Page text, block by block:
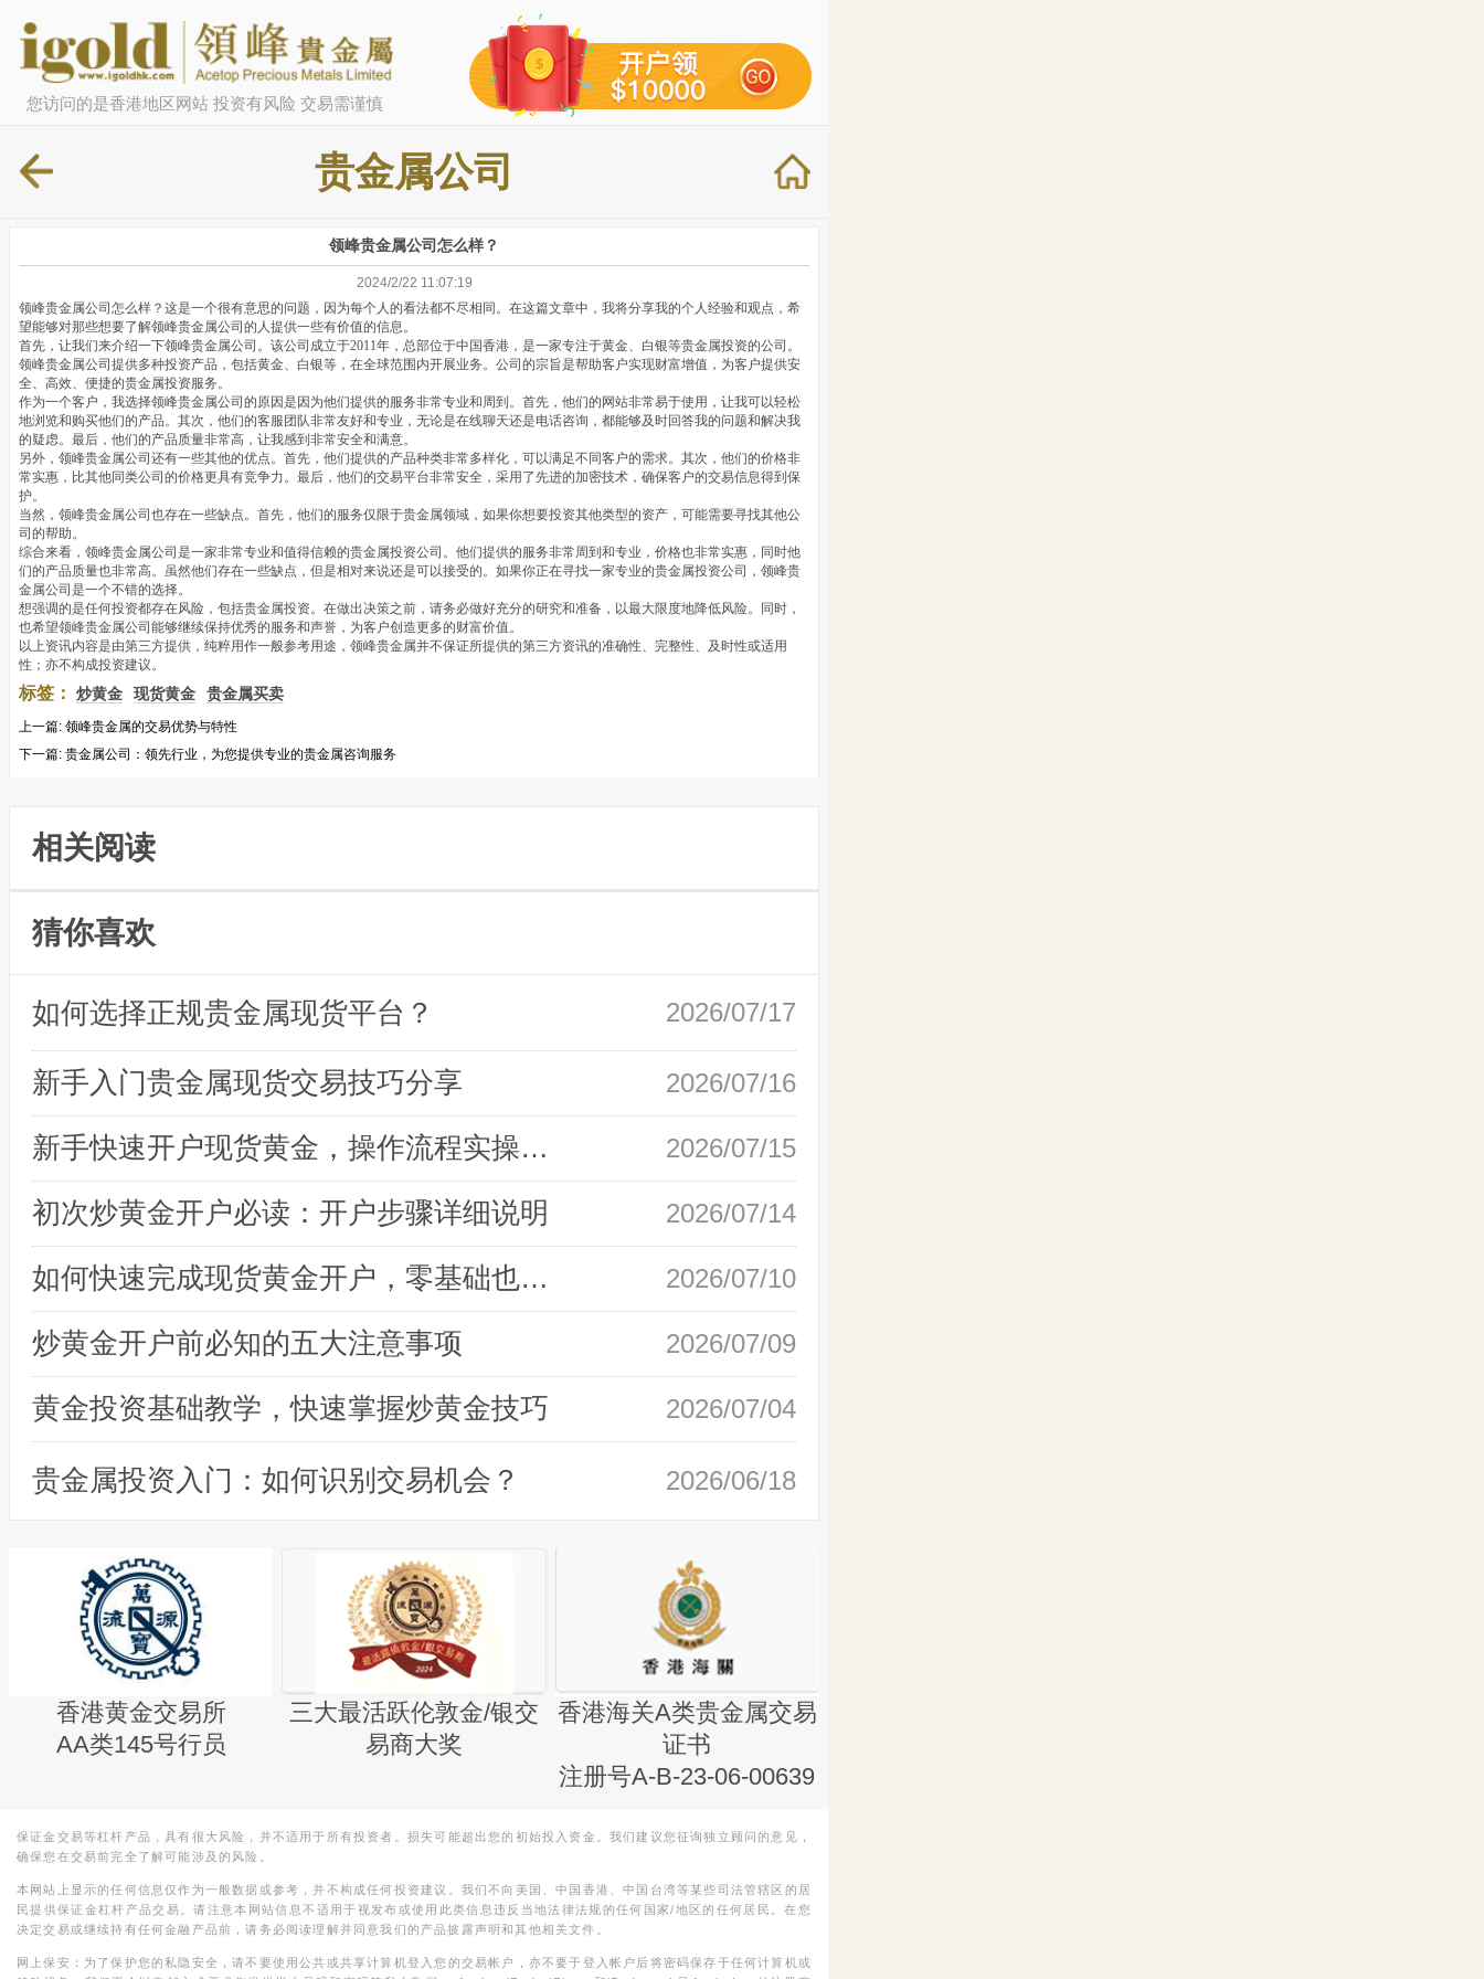
您访问的是香港地区网站 投资有风险 交易需谨慎
贵金属公司
领峰贵金属公司怎么样？
2024/2/22 11:07:19
领峰贵金属公司怎么样？这是一个很有意思的问题，因为每个人的看法都不尽相同。在这篇文章中，我将分享我的个人经验和观点，希
望能够对那些想要了解领峰贵金属公司的人提供一些有价值的信息。
首先，让我们来介绍一下领峰贵金属公司。该公司成立于2011年，总部位于中国香港，是一家专注于黄金、白银等贵金属投资的公司。
领峰贵金属公司提供多种投资产品，包括黄金、白银等，在全球范围内开展业务。公司的宗旨是帮助客户实现财富增值，为客户提供安
全、高效、便捷的贵金属投资服务。
作为一个客户，我选择领峰贵金属公司的原因是因为他们提供的服务非常专业和周到。首先，他们的网站非常易于使用，让我可以轻松
地浏览和购买他们的产品。其次，他们的客服团队非常友好和专业，无论是在线聊天还是电话咨询，都能够及时回答我的问题和解决我
的疑虑。最后，他们的产品质量非常高，让我感到非常安全和满意。
另外，领峰贵金属公司还有一些其他的优点。首先，他们提供的产品种类非常多样化，可以满足不同客户的需求。其次，他们的价格非
常实惠，比其他同类公司的价格更具有竞争力。最后，他们的交易平台非常安全，采用了先进的加密技术，确保客户的交易信息得到保
护。
当然，领峰贵金属公司也存在一些缺点。首先，他们的服务仅限于贵金属领域，如果你想要投资其他类型的资产，可能需要寻找其他公
司的帮助。
综合来看，领峰贵金属公司是一家非常专业和值得信赖的贵金属投资公司。他们提供的服务非常周到和专业，价格也非常实惠，同时他
们的产品质量也非常高。虽然他们存在一些缺点，但是相对来说还是可以接受的。如果你正在寻找一家专业的贵金属投资公司，领峰贵
金属公司是一个不错的选择。
想强调的是任何投资都存在风险，包括贵金属投资。在做出决策之前，请务必做好充分的研究和准备，以最大限度地降低风险。同时，
也希望领峰贵金属公司能够继续保持优秀的服务和声誉，为客户创造更多的财富价值。
以上资讯内容是由第三方提供，纯粹用作一般参考用途，领峰贵金属并不保证所提供的第三方资讯的准确性、完整性、及时性或适用
性；亦不构成投资建议。
标签： 炒黄金 现货黄金 贵金属买卖
上一篇: 领峰贵金属的交易优势与特性
下一篇: 贵金属公司：领先行业，为您提供专业的贵金属咨询服务
相关阅读
猜你喜欢
如何选择正规贵金属现货平台？ 2026/07/17
新手入门贵金属现货交易技巧分享 2026/07/16
新手快速开户现货黄金，操作流程实操详解 2026/07/15
初次炒黄金开户必读：开户步骤详细说明 2026/07/14
如何快速完成现货黄金开户，零基础也能轻松上手 2026/07/10
炒黄金开户前必知的五大注意事项 2026/07/09
黄金投资基础教学，快速掌握炒黄金技巧 2026/07/04
贵金属投资入门：如何识别交易机会？ 2026/06/18
香港黄金交易所
AA类145号行员
三大最活跃伦敦金/银交
易商大奖
香港海关A类贵金属交易
证书
注册号A-B-23-06-00639
保证金交易等杠杆产品，具有很大风险，并不适用于所有投资者。损失可能超出您的初始投入资金。我们建议您征询独立顾问的意见，
确保您在交易前完全了解可能涉及的风险。
本网站上显示的任何信息仅作为一般数据或参考，并不构成任何投资建议。我们不向美国、中国香港、中国台湾等某些司法管辖区的居
民提供保证金杠杆产品交易。请注意本网站信息不适用于视发布或使用此类信息违反当地法律法规的任何国家/地区的任何居民。在您
决定交易或继续持有任何金融产品前，请务必阅读理解并同意我们的产品披露声明和其他相关文件。
网上保安：为了保护您的私隐安全，请不要使用公共或共享计算机登入您的交易帐户，亦不要于登入帐户后将密码保存于任何计算机或